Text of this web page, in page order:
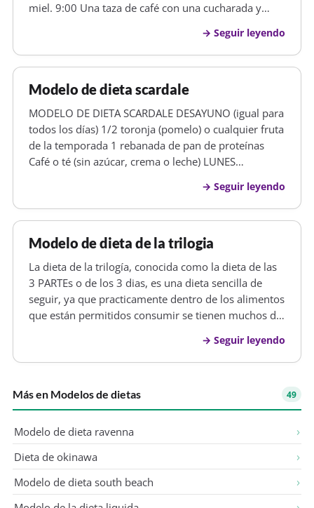
miel. 9:00 Una taza de café con una cucharada y
&ndash;puedes utilizar, en su defecto, leche entera-,
dos rebanadas de pan tostado co…
Seguir leyendo
Modelo de dieta scardale
MODELO DE DIETA SCARDALE DESAYUNO (igual para
todos los días) 1/2 toronja (pomelo) o cualquier fruta
de la temporada 1 rebanada de pan de proteínas
Café o té (sin azúcar, crema o leche) LUNES
(pescado, pollo, pavo, res,...) pero magros. Evite los
muy procesados como el salami…
Seguir leyendo
Modelo de dieta de la trilogia
La dieta de la trilogía, conocida como la dieta de las
3 PARTEs o de los 3 dias, es una dieta sencilla de
seguir, ya que practicamente dentro de los alimentos
que están permitidos consumir se tienen muchos de
toda dieta se recomienda tomar bastante cantidad
de agua (por…
Seguir leyendo
Más en Modelos de dietas 49
Modelo de dieta ravenna
Dieta de okinawa
Modelo de dieta south beach